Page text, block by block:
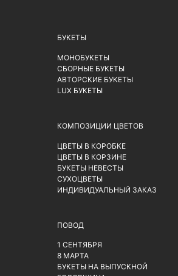
БУКЕТЫ
МОНОБУКЕТЫ
СБОРНЫЕ БУКЕТЫ
АВТОРСКИЕ БУКЕТЫ
LUX БУКЕТЫ
КОМПОЗИЦИИ ЦВЕТОВ
ЦВЕТЫ В КОРОБКЕ
ЦВЕТЫ В КОРЗИНЕ
БУКЕТЫ НЕВЕСТЫ
СУХОЦВЕТЫ
ИНДИВИДУАЛЬНЫЙ ЗАКАЗ
ПОВОД
1 СЕНТЯБРЯ
8 МАРТА
БУКЕТЫ НА ВЫПУСКНОЙ